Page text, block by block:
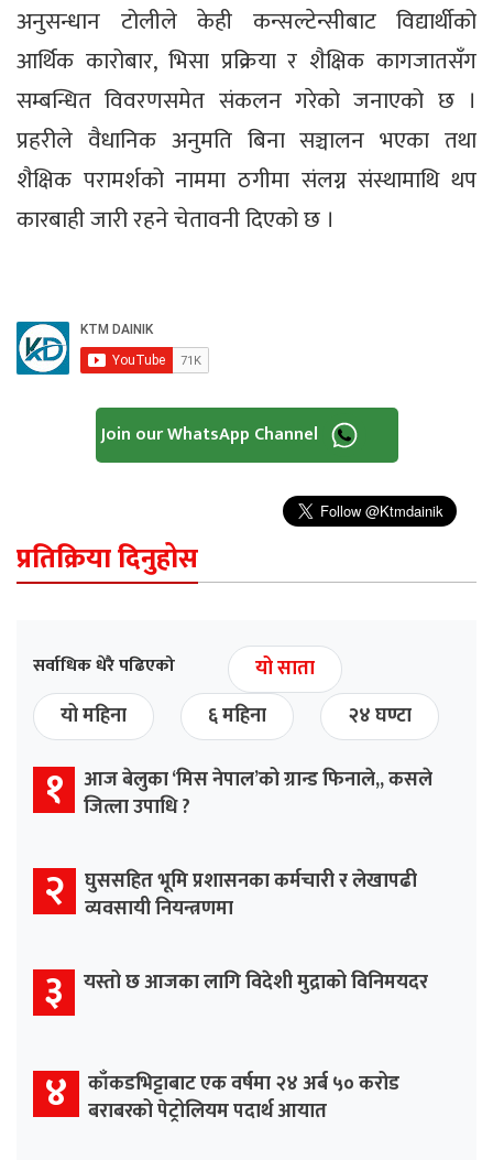
अनुसन्धान टोलीले केही कन्सल्टेन्सीबाट विद्यार्थीको
आर्थिक कारोबार, भिसा प्रक्रिया र शैक्षिक कागजातसँग
सम्बन्धित विवरणसमेत संकलन गरेको जनाएको छ ।
प्रहरीले वैधानिक अनुमति बिना सञ्चालन भएका तथा
शैक्षिक परामर्शको नाममा ठगीमा संलग्न संस्थामाथि थप
कारबाही जारी रहने चेतावनी दिएको छ ।
Join our WhatsApp Channel
प्रतिक्रिया दिनुहोस
सर्वाधिक धेरै पढिएको
यो साता
यो महिना
६ महिना २४ घण्टा
१ आज बेलुका ‘मिस नेपाल’को ग्रान्ड फिनाले,, कसले
जित्ला उपाधि ?
२ घुससहित भूमि प्रशासनका कर्मचारी र लेखापढी
व्यवसायी नियन्त्रणमा
३ यस्तो छ आजका लागि विदेशी मुद्राको विनिमयदर
४ काँकडभिट्टाबाट एक वर्षमा २४ अर्ब ५० करोड
बराबरको पेट्रोलियम पदार्थ आयात